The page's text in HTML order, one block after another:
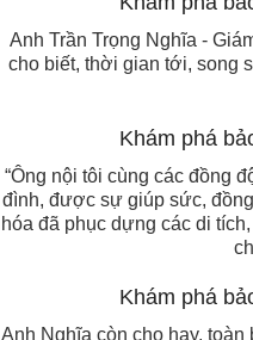
Anh Trần Trọng Nghĩa -
cho biết, thời gian tới, song
“Ông nội tôi cùng các đồng
đình, được sự giúp sức,
hóa đã phục dựng các di
Anh Nghĩa còn cho hay,